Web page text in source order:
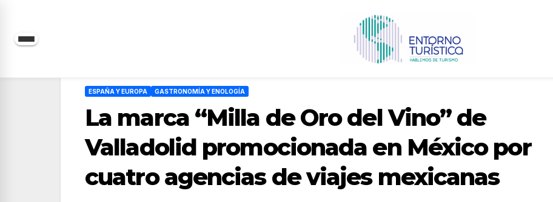
Saltar
ESPAÑA Y EUROPA GASTRONOMÍA Y ENOLOGÍA
La marca “Milla de Oro del Vino” de
Valladolid promocionada en México por
cuatro agencias de viajes mexicanas